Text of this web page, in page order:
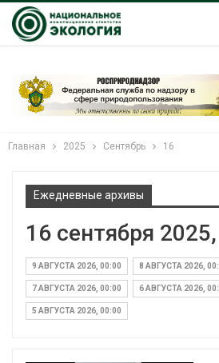
Главная 2025 Сентябрь 16
Ежедневные архивы
16 сентября
9 АВГУСТА 2026, 00:00 8 АВГУСТА 2026,
7 АВГУСТА 2026, 00:00 6 АВГУСТА 2026,
5 АВГУСТА 2026, 00:00